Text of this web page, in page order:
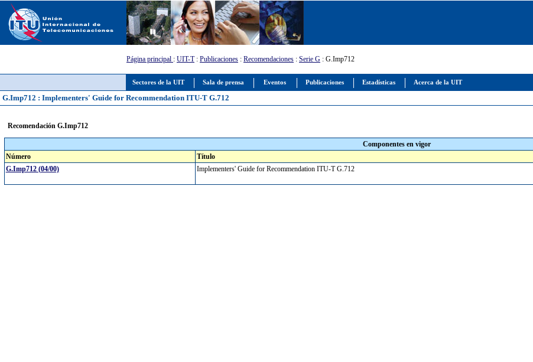
Sectores de la UIT Sala de prensa Eventos Publicaciones Estadísticas Acerca de la UIT
Página principal : UIT-T: Publicaciones : Recomendaciones : Serie G : G.Imp712
G.Imp712 : Implementers' Guide for Recommendation ITU-T G.712
Recomendación G.Imp712
Componentes en vigor
Número
Título
G.Imp712 (04/00)
Implementers' Guide for Recommendation ITU-T G.712